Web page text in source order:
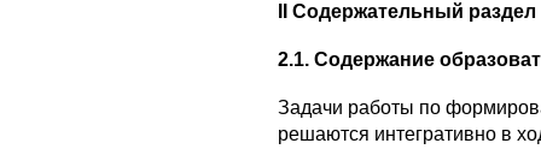
Содержательный раздел
2.1. Содержание
Задачи работы по
решаются интегративно в